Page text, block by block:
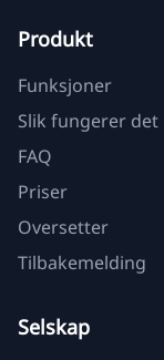
Produkt
Funksjoner
Slik fungerer det
FAQ
Priser
Oversetter
Tilbakemelding
Selskap